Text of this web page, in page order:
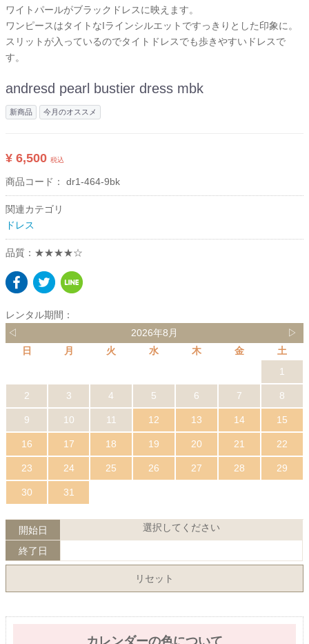
ワイトパールがブラックドレスに映えます。
ワンピースはタイトなIラインシルエットですっきりとした印象に。
スリットが入っているのでタイトドレスでも歩きやすいドレスで
す。
andresd pearl bustier dress mbk
新商品 今月のオススメ
¥ 6,500 税込
商品コード： dr1-464-9bk
関連カテゴリ
ドレス
品質：★★★★☆
レンタル期間：
◁
2026年8月
▷
日
月 火 水 木 金
土
1
2 3 4 5 6 7 8
9 10 11 12 13 14 15
16 17 18 19 20 21 22
23 24 25 26 27 28 29
30 31
開始日 選択してください
終了日
リセット
カレンダーの色について